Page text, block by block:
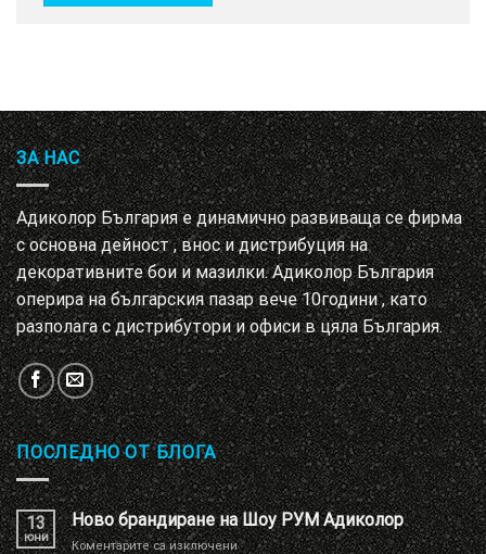
ЗА НАС
Адиколор България е динамично развиваща се фирма
с основна дейност , внос и дистрибуция на
декоративните бои и мазилки. Адиколор България
оперира на българския пазар вече 10години , като
разполага с дистрибутори и офиси в цяла България.
ПОСЛЕДНО ОТ БЛОГА
13
юни
Ново брандиране на Шоу РУМ Адиколор
Коментарите са изключениза